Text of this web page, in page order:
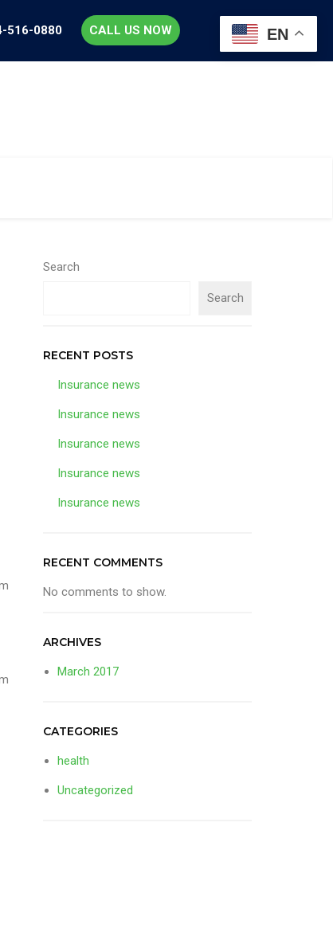
516-0880 CALL US NOW
Search
Search
RECENT POSTS
Insurance news
Insurance news
Insurance news
Insurance news
Insurance news
RECENT COMMENTS
No comments to show.
ARCHIVES
March 2017
CATEGORIES
health
Uncategorized
EN